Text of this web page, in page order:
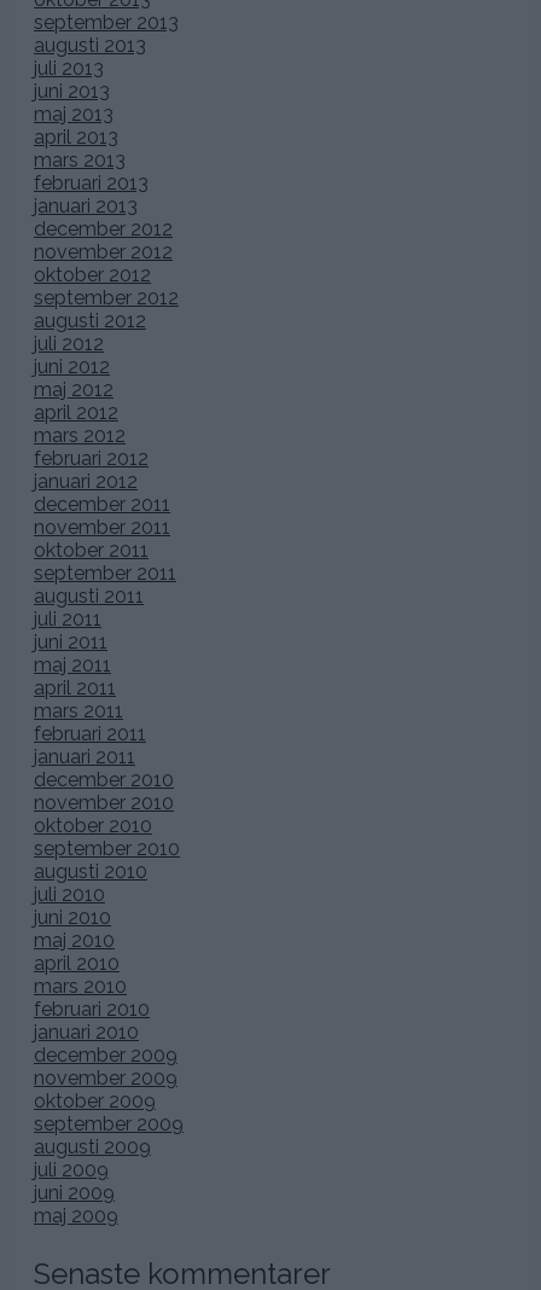
september 2013
augusti 2013
juli 2013
juni 2013
maj 2013
april 2013
mars 2013
februari 2013
januari 2013
december 2012
november 2012
oktober 2012
september 2012
augusti 2012
juli 2012
juni 2012
maj 2012
april 2012
mars 2012
februari 2012
januari 2012
december 2011
november 2011
oktober 2011
september 2011
augusti 2011
juli 2011
juni 2011
maj 2011
april 2011
mars 2011
februari 2011
januari 2011
december 2010
november 2010
oktober 2010
september 2010
augusti 2010
juli 2010
juni 2010
maj 2010
april 2010
mars 2010
februari 2010
januari 2010
december 2009
november 2009
oktober 2009
september 2009
augusti 2009
juli 2009
juni 2009
maj 2009
Senaste kommentarer